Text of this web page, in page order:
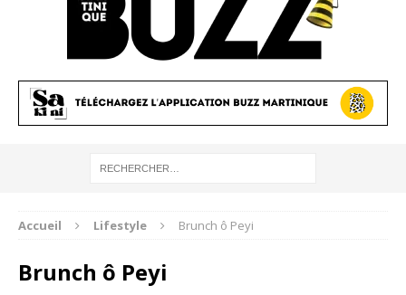
Accueil Lifestyle Brunch ô Peyi
Brunch ô Peyi